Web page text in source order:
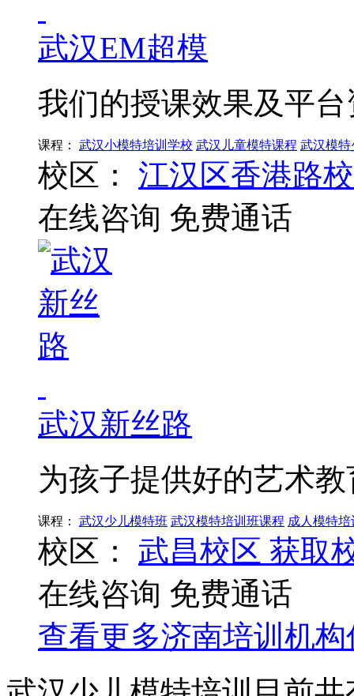
武汉EM超模
我们的授课效果及平
课程： 武汉小模特培训学校 武汉儿童模特课程 武汉模特
校区：
江汉区香港路
在线咨询 免费通话
武汉新丝路
为孩子提供好的艺术
课程： 武汉少儿模特班 武汉模特培训班课程 成人模特培
校区： 武昌校区 获取
在线咨询 免费通话
查看更多济南培训机构